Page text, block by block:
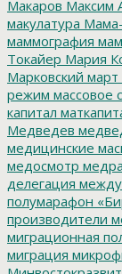
Макаров Максим
макулатура
маммография
Токайер Мария
Марковский март
режим массовое
капитал
Медведев
медицинские
медосмотр
делегация
полумарафон
производители
миграционная
миграция